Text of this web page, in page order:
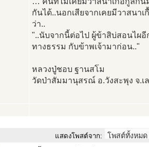
กันได้..นอกเสียจากเคยมีวาสนา
ว่า..
"..นับจากนี้ต่อไป ผู้ข้าสิบ่สอนไผ
ทางธรรม กับข้าพเจ้ามาก่อน.."
หลวงปู่ชอบ ฐานสโม
วัดป่าสัมมานุสรณ์ อ.วังสะพุง จ.เ
แสดงโพสต์จาก: